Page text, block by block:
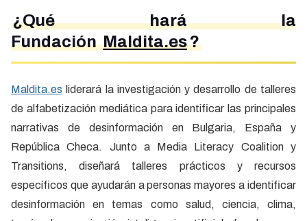
¿Qué hará la
FundaciónMaldita.es?
Maldita.es liderará la investigación y desarrollo de talleres
de alfabetización mediática para identificar las principales
narrativas de desinformación en Bulgaria, España y
República Checa. Junto a Media Literacy Coalition y
Transitions, diseñará talleres prácticos y recursos
específicos que ayudarán a personas mayores a identificar
desinformación en temas como salud, ciencia, clima,